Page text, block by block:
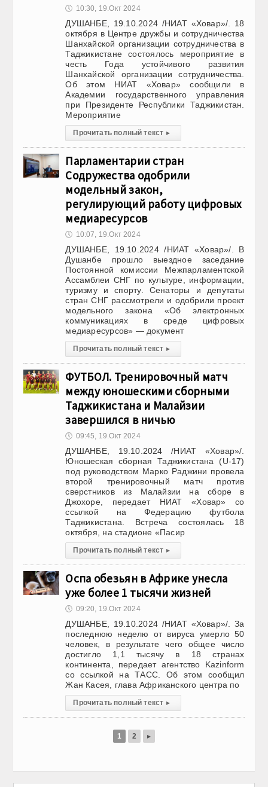
🕔 10:30, 19.Окт 2024
ДУШАНБЕ, 19.10.2024 /НИАТ «Ховар»/. 18
октября в Центре дружбы и сотрудничества
Шанхайской организации сотрудничества в
Таджикистане состоялось мероприятие в
честь Года устойчивого развития
Шанхайской организации сотрудничества.
Об этом НИАТ «Ховар» сообщили в
Академии государственного управления
при Президенте Республики Таджикистан.
Мероприятие
Прочитать полный текст ▸
Парламентарии стран
Содружества одобрили
модельный закон,
регулирующий работу цифровых
медиаресурсов
🕔 10:07, 19.Окт 2024
ДУШАНБЕ, 19.10.2024 /НИАТ «Ховар»/. В
Душанбе прошло выездное заседание
Постоянной комиссии Межпарламентской
Ассамблеи СНГ по культуре, информации,
туризму и спорту. Сенаторы и депутаты
стран СНГ рассмотрели и одобрили проект
модельного закона «Об электронных
коммуникациях в среде цифровых
медиаресурсов» — документ
Прочитать полный текст ▸
ФУТБОЛ. Тренировочный матч
между юношескими сборными
Таджикистана и Малайзии
завершился в ничью
🕔 09:45, 19.Окт 2024
ДУШАНБЕ, 19.10.2024 /НИАТ «Ховар»/.
Юношеская сборная Таджикистана (U-17)
под руководством Марко Раджини провела
второй тренировочный матч против
сверстников из Малайзии на сборе в
Джохоре, передает НИАТ «Ховар» со
ссылкой на Федерацию футбола
Таджикистана. Встреча состоялась 18
октября, на стадионе «Пасир
Прочитать полный текст ▸
Оспа обезьян в Африке унесла
уже более 1 тысячи жизней
🕔 09:20, 19.Окт 2024
ДУШАНБЕ, 19.10.2024 /НИАТ «Ховар»/. За
последнюю неделю от вируса умерло 50
человек, в результате чего общее число
достигло 1,1 тысячу в 18 странах
континента, передает агентство Kazinform
со ссылкой на ТАСС. Об этом сообщил
Жан Касея, глава Африканского центра по
Прочитать полный текст ▸
1 2 ▸